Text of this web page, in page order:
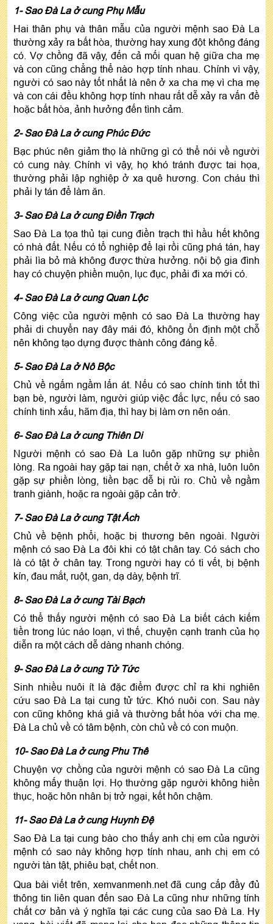
1- Sao Đà La ở cung Phụ Mẫu
Hai thân phụ và thân mẫu của người mệnh sao Đà La
thường xảy ra bất hòa, thường hay xung đột không đáng
có. Vợ chồng đã vậy, đến cả mối quan hệ giữa cha mẹ
và con cũng chẳng thể nào hợp tính nhau. Chính vì vậy,
người có sao này tốt nhất là nên ở xa cha mẹ vì cha mẹ
và con cái đều không hợp tính nhau rất dễ xảy ra vấn đề
hoặc bất hòa, ảnh hưởng đến tình cảm.
2- Sao Đà La ở cung Phúc Đức
Bạc phúc nên giảm thọ là những gì có thể nói về người
có cung này. Chính vì vậy, họ khó tránh được tai họa,
thường phải lập nghiệp ở xa quê hương. Con cháu thì
phải ly tán để làm ăn.
3- Sao Đà La ở cung Điền Trạch
Sao Đà La tọa thủ tại cung điền trạch thì hầu hết không
có nhà đất. Nếu có tổ nghiệp để lại rồi cũng phá tán, hay
phải lìa bỏ mà không được thừa hưởng. nội bộ gia đình
hay có chuyện phiền muộn, lục đục, phải đi xa mới có.
4- Sao Đà La ở cung Quan Lộc
Công việc của người mệnh có sao Đà La thường hay
phải di chuyển nay đây mái đó, không ổn định một chỗ
nên không tạo dựng được thành công đáng kể.
5- Sao Đà La ở Nô Bộc
Chủ về ngấm ngầm lấn át. Nếu có sao chính tinh tốt thì
bạn bè, người làm, người giúp việc đắc lực, nếu có sao
chính tinh xấu, hãm địa, thì hay bị làm ơn nên oán.
6- Sao Đà La ở cung Thiên Di
Người mệnh có sao Đà La luôn gặp những sự phiền
lòng. Ra ngoài hay gặp tai nạn, chết ở xa nhà, luôn luôn
gặp sự phiền lòng, tiền bạc dễ bị rủi ro. Chủ về ngầm
tranh giành, hoặc ra ngoài gặp cản trở.
7- Sao Đà La ở cung Tật Ách
Chủ về bệnh phổi, hoặc bị thương bên ngoài. Người
mệnh có sao Đà La đôi khi có tật chân tay. Có sách cho
là có tật ở chân tay. Trong người hay có tì vết, bị bệnh
kín, đau mắt, ruột, gan, dạ dày, bệnh trĩ.
8- Sao Đà La ở cung Tài Bạch
Có thể thấy người mệnh có sao Đà La biết cách kiếm
tiền trong lúc náo loạn, vì thế, chuyện cạnh tranh của họ
diễn ra một cách dễ dàng nhanh chóng.
9- Sao Đà La ở cung Tử Tức
Sinh nhiều nuôi ít là đặc điểm được chỉ ra khi nghiên
cứu sao Đà La tại cung tử tức. Khó nuôi con. Sau này
con cũng không khá giả và thường bất hòa với cha mẹ.
Đà La chủ về có tâm bệnh, còn chủ về có con muộn.
10- Sao Đà La ở cung Phu Thê
Chuyện vợ chồng của người mệnh có sao Đà La cũng
không mấy thuận lợi. Họ thường gặp người không hiền
thục, hoặc hôn nhân bị trở ngại, kết hôn chậm.
11- Sao Đà La ở cung Huynh Đệ
Sao Đà La tại cung bào cho thấy anh chị em của người
mệnh có sao này không hợp tính nhau, anh chị em có
người tàn tật, phiêu bạt, chết non.
Qua bài viết trên, xemvanmenh.net đã cung cấp đầy đủ
thông tin liên quan đến sao Đà La cũng như những tính
chất cơ bản và ý nghĩa tại các cung của sao Đà La. Hy